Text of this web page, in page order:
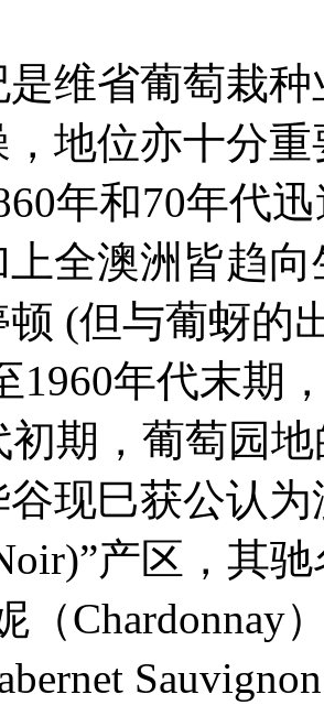
维省葡萄栽
地位亦十分
年和70年代
全澳洲皆趋
(但与葡蚜的
1960年代末期
初期，葡萄园
现巳获公认
产区，其
（Chardonnay